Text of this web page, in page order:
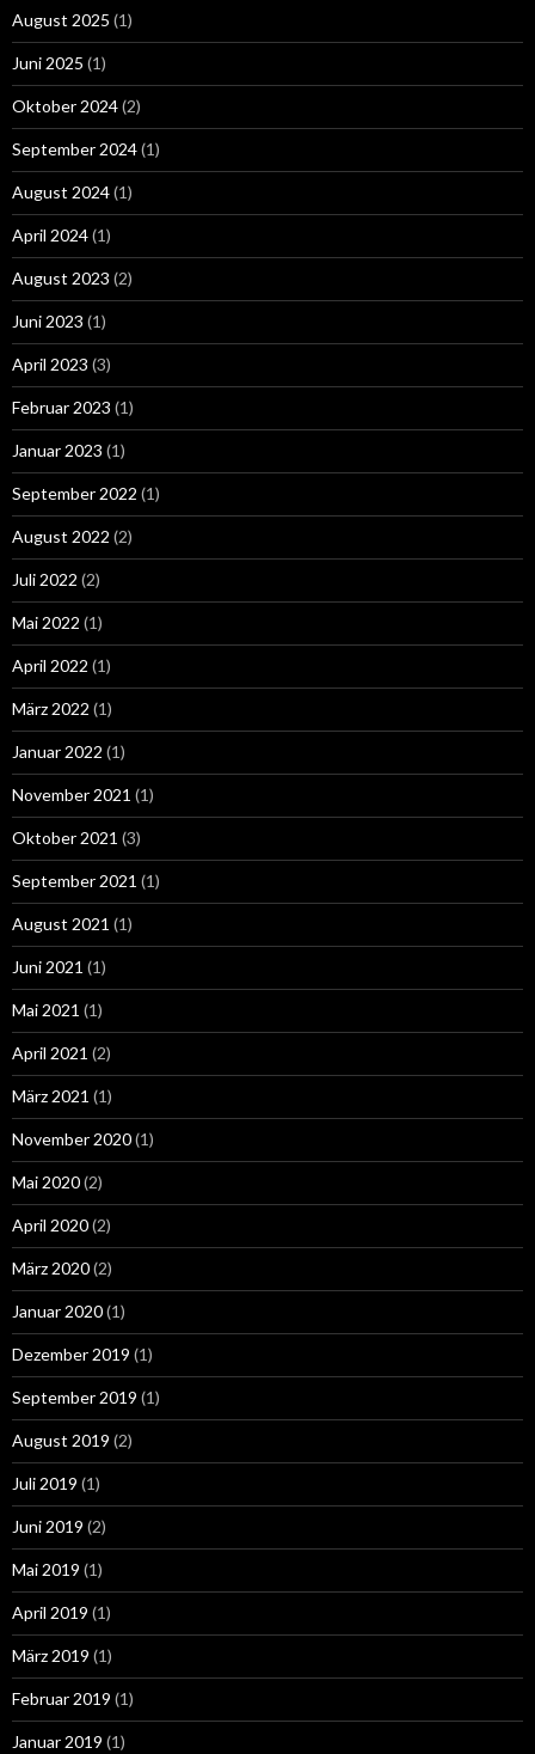
August 2025 (1)
Juni 2025 (1)
Oktober 2024(2)
September 2024(1)
August 2024(1)
April 2024(1)
August 2023 (2)
Juni 2023 (1)
April 2023 (3)
Februar 2023 (1)
Januar 2023 (1)
September 2022 (1)
August 2022 (2)
Juli 2022 (2)
Mai 2022 (1)
April 2022 (1)
März 2022 (1)
Januar 2022 (1)
November 2021 (1)
Oktober 2021 (3)
September 2021 (1)
August 2021 (1)
Juni 2021 (1)
Mai 2021 (1)
April 2021 (2)
März 2021 (1)
November 2020(1)
Mai 2020(2)
April 2020(2)
März 2020(2)
Januar 2020(1)
Dezember 2019 (1)
September 2019 (1)
August 2019 (2)
Juli 2019 (1)
Juni 2019 (2)
Mai 2019 (1)
April 2019 (1)
März 2019 (1)
Februar 2019 (1)
Januar 2019 (1)